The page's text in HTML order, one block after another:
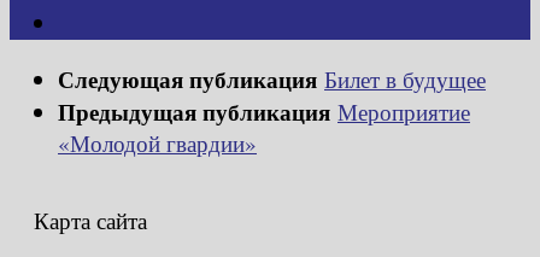
Следующая публикация Билет в будущее
Предыдущая публикация Мероприятие
«Молодой гвардии»
Карта сайта